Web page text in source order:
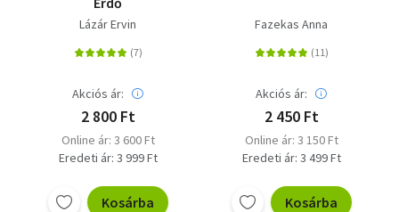
Lázár Ervin
Akciós ár:
2 800 Ft
Online ár: 3 600 Ft
Eredeti ár: 3 999 Ft
Kosárba
Fazekas Anna
Akciós ár:
2 450 Ft
Online ár: 3 150 Ft
Eredeti ár: 3 499 Ft
Kosárba